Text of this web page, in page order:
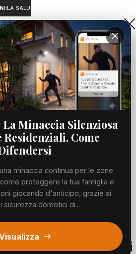
LA SALUTE A PORTATA DI MANO:
Home
Cronaca
Viabilità
Meteo
Segnalazioni
Minaccia Silenziosa
Residenziali. Come
minaccia continua per le zone
proteggere la tua famiglia e
giocando d'anticipo, grazie ai
sicurezza domotici di...